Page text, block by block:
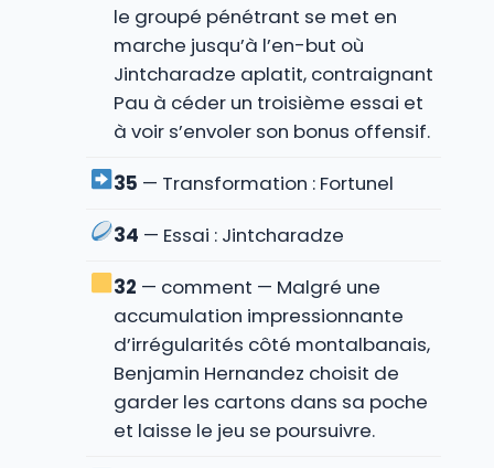
le groupé pénétrant se met en
marche jusqu’à l’en-but où
Jintcharadze aplatit, contraignant
Pau à céder un troisième essai et
à voir s’envoler son bonus offensif.
35 — Transformation : Fortunel
34 — Essai : Jintcharadze
32 — comment — Malgré une
accumulation impressionnante
d’irrégularités côté montalbanais,
Benjamin Hernandez choisit de
garder les cartons dans sa poche
et laisse le jeu se poursuivre.